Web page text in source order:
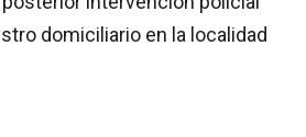
domiciliario en la localidad